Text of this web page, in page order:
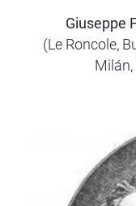
Giuseppe
(Le Roncole,
Milán,